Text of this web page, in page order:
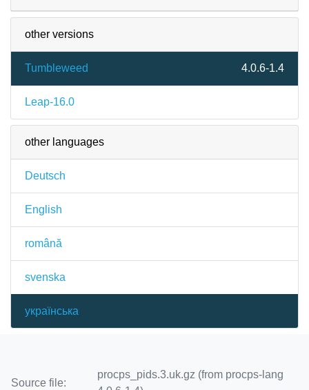
other versions
Tumbleweed 4.0.6-1.4
Leap-16.0
other languages
Deutsch
English
română
svenska
українська
Source file:
procps_pids.3.uk.gz (from procps-lang